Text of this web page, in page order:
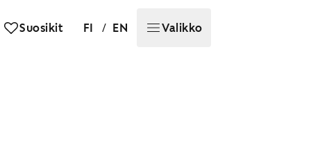
Suosikit FI / EN Valikko